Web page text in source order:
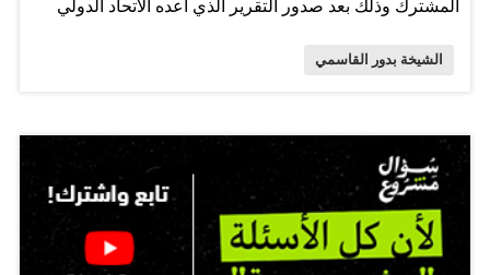
المشترك وذلك بعد صدور التقرير الذي أعده الاتحاد الدولي
معرض كتاب عالمي ومنظمة معنية بالكتاب والعمل الثقافي
من مختلف بلدان العالم ليسجل بذلك أكبر تجمّع دولي للنهوض
بصناعة النشر وتجاوز تحدياته الطارئة خلال العقود الخمسة
الماضية. وحول أهمية الميثاق .. قالت الشيخة بدور القاسمي :
الشيخة بدور القاسمي